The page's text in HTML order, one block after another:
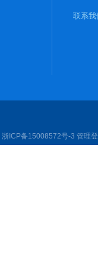
联系我
浙ICP备15008572号-3 管理